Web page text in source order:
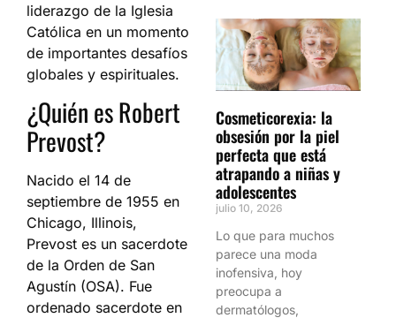
liderazgo de la Iglesia
Católica en un momento
de importantes desafíos
globales y espirituales.
¿Quién es Robert
Prevost?
Nacido el 14 de
septiembre de 1955 en
Chicago, Illinois,
Prevost es un sacerdote
de la Orden de San
Agustín (OSA). Fue
ordenado sacerdote en
Cosmeticorexia: la
obsesión por la piel
perfecta que está
atrapando a niñas y
adolescentes
julio 10, 2026
Lo que para muchos
parece una moda
inofensiva, hoy
preocupa a
dermatólogos,